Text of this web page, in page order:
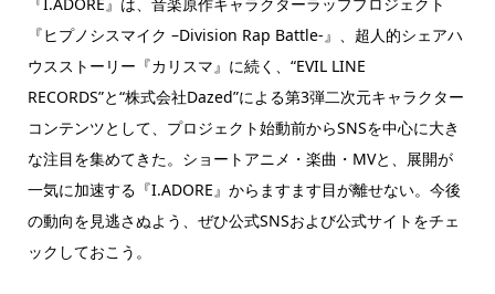
『I.ADORE』は、音楽原作キャラクターラッププロジェクト
『ヒプノシスマイク –Division Rap Battle-』、超人的シェアハ
ウスストーリー『カリスマ』に続く、“EVIL LINE
RECORDS”と“株式会社Dazed”による第3弾二次元キャラクター
コンテンツとして、プロジェクト始動前からSNSを中心に大き
な注目を集めてきた。ショートアニメ・楽曲・MVと、展開が
一気に加速する『I.ADORE』からますます目が離せない。今後
の動向を見逃さぬよう、ぜひ公式SNSおよび公式サイトをチェ
ックしておこう。